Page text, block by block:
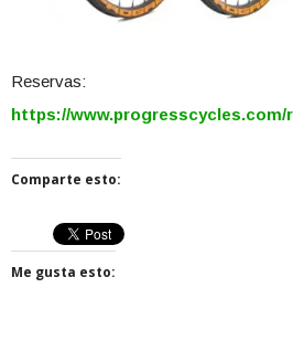
Reservas:
https://www.progresscycles.com/
Comparte esto:
Me gusta esto: